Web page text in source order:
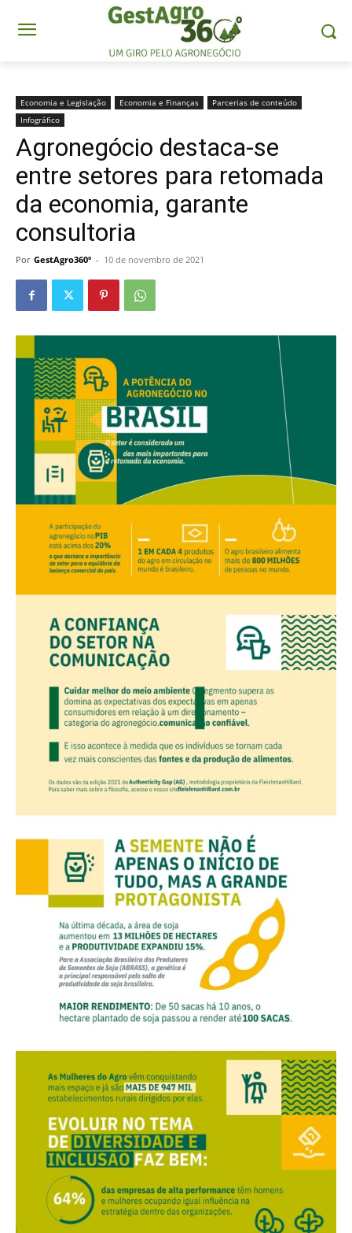
Economia e Legislação Economia e Finanças
Parcerias de conteúdo
Infográfico
Agronegócio destaca-se
entre setores para retomada
da economia, garante
consultoria
Por GestAgro360º - 10 de novembro de 2021